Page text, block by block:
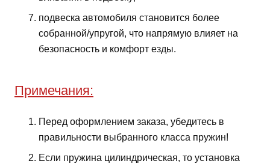
подвеска автомобиля становится более
собранной/упругой, что напрямую влияет на
безопасность и комфорт езды.
Примечания:
Перед оформлением заказа, убедитесь в
правильности выбранного класса пружин!
Если пружина цилиндрическая, то установка